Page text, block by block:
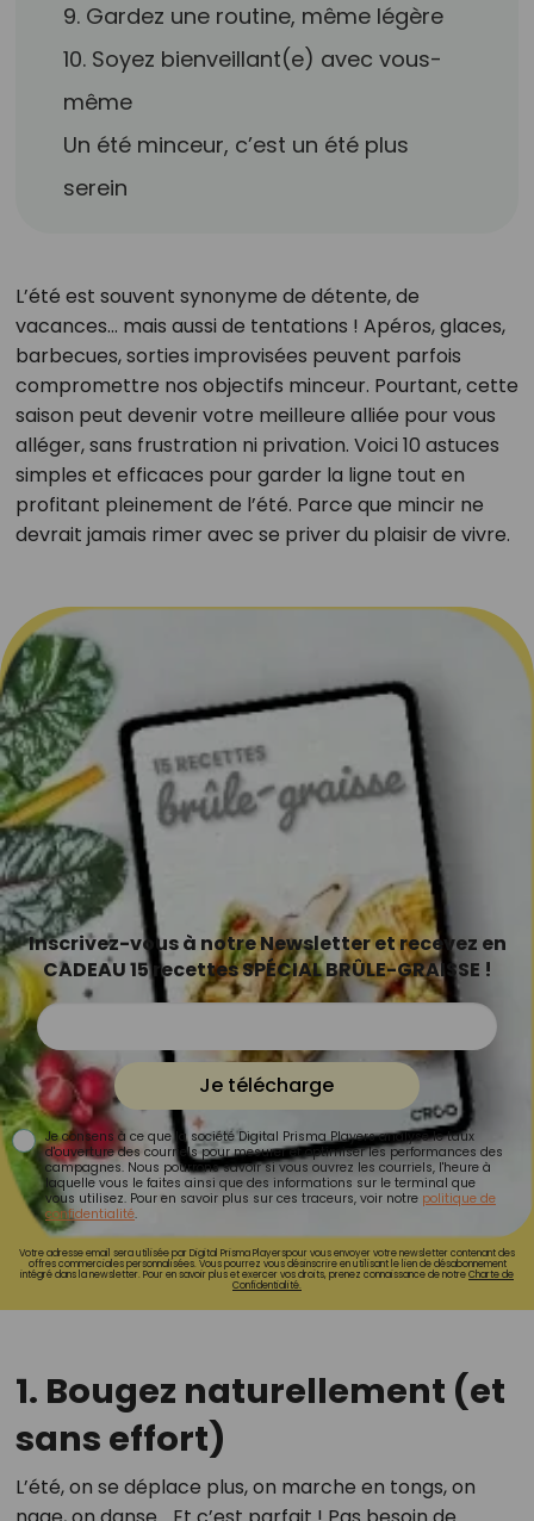
9. Gardez une routine, même légère
10. Soyez bienveillant(e) avec vous-
même
Un été minceur, c’est un été plus
serein
L’été est souvent synonyme de détente, de
vacances… mais aussi de tentations ! Apéros, glaces,
barbecues, sorties improvisées peuvent parfois
compromettre nos objectifs minceur. Pourtant, cette
saison peut devenir votre meilleure alliée pour vous
alléger, sans frustration ni privation. Voici 10 astuces
simples et efficaces pour garder la ligne tout en
profitant pleinement de l’été. Parce que mincir ne
devrait jamais rimer avec se priver du plaisir de vivre.
Inscrivez-vous à notre Newsletter et recevez en
CADEAU 15 recettes SPÉCIAL BRÛLE-GRAISSE !
Je télécharge
Je consens à ce que la société Digital Prisma Players analyse le taux
d'ouverture des courriels pour mesurer et optimiser les performances des
campagnes. Nous pourrons savoir si vous ouvrez les courriels, l'heure à
laquelle vous le faites ainsi que des informations sur le terminal que
vous utilisez. Pour en savoir plus sur ces traceurs, voir notre politique de
confidentialité.
Votre adresse email sera utilisée par Digital Prisma Playerspour vous envoyer votre newsletter contenant des
offres commerciales personnalisées. Vous pourrez vous désinscrire en utilisant le lien de désabonnement
intégré dans la newsletter. Pour en savoir plus et exercer vos droits, prenez connaissance de notreCharte de
Confidentialité.
1. Bougez naturellement (et
sans effort)
L’été, on se déplace plus, on marche en tongs, on